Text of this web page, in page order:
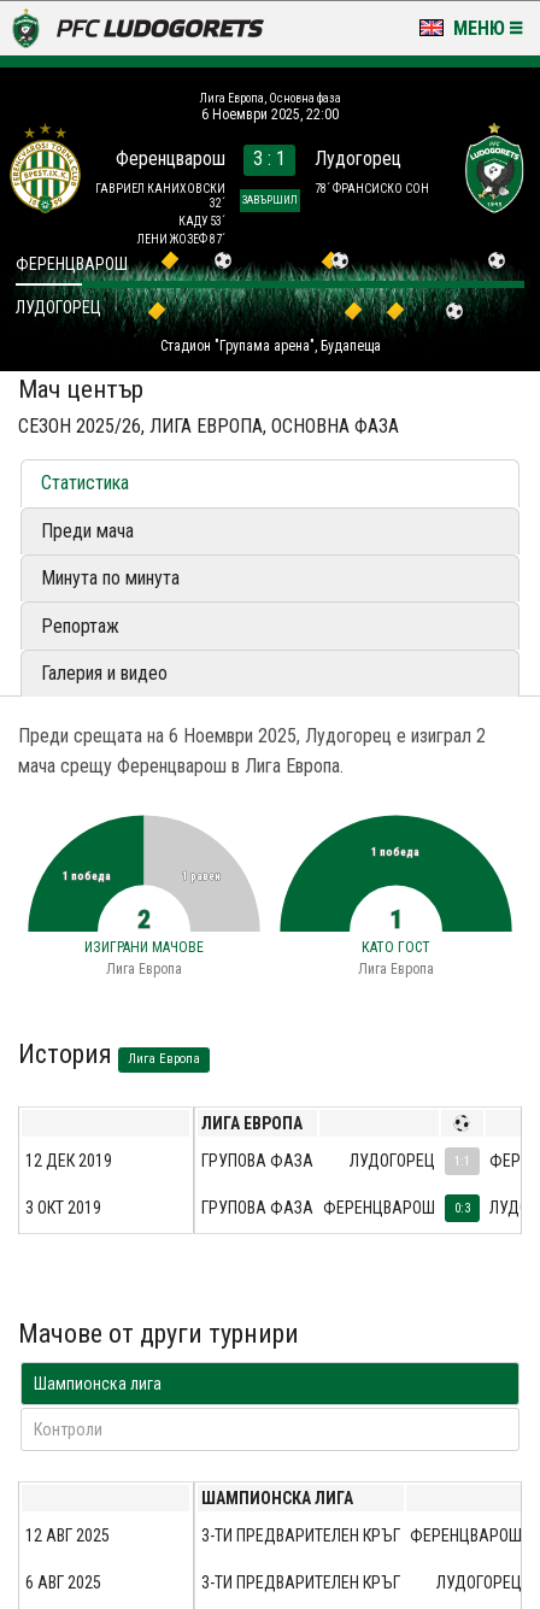
МЕНЮ
LUDOGORETS TV
НА ТЕРЕНА
КЛУБ
Лига Европа, Основна фаза
6 Ноември 2025, 22:00
Ференцварош
ГАВРИЕЛ КАНИХОВСКИ
32´
КАДУ 53´
ЛЕНИ ЖОЗЕФ 87´
3 : 1
ЗАВЪРШИЛ
Лудогорец
78´ ФРАНСИСКО СОН
Стадион "Групама арена", Будапеща
ФЕРЕНЦВАРОШ
ЛУДОГОРЕЦ
Мач център
СЕЗОН 2025/26, ЛИГА ЕВРОПА, ОСНОВНА ФАЗА
Статистика
Преди мача
Минута по минута
Репортаж
Галерия и видео
Преди срещата на 6 Ноември 2025, Лудогорец е изиграл 2
мача срещу Ференцварош в Лига Европа.
1 победа 1 равен
2
ИЗИГРАНИ МАЧОВЕ
Лига Европа
1 победа
1
КАТО ГОСТ
Лига Европа
История Лига Европа
ЛИГА ЕВРОПА
ГРУПОВА ФАЗА
ЛУДОГОРЕЦ 1:1
ГРУПОВА ФАЗА ФЕРЕНЦВАРОШ 0:3
12 ДЕК 2019
3 ОКТ 2019
Мачове от други турнири
Шампионска лига
Контроли
ШАМПИОНСКА ЛИГА
3-ТИ ПРЕДВАРИТЕЛЕН КРЪГ ФЕРЕНЦВАРОШ
3-ТИ ПРЕДВАРИТЕЛЕН КРЪГ ЛУДОГОРЕЦ
12 АВГ 2025
6 АВГ 2025